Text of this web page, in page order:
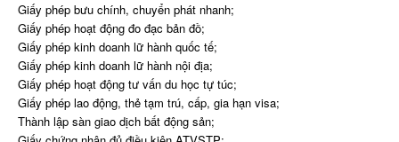
Giấy phép bưu chính, chuyển phát nhanh;
Giấy phép hoạt động đo đạc bản đồ;
Giấy phép kinh doanh lữ hành quốc tế;
Giấy phép kinh doanh lữ hành nội địa;
Giấy phép hoạt động tư vấn du học tự túc;
Giấy phép lao động, thẻ tạm trú, cấp, gia hạn visa;
Thành lập sàn giao dịch bất động sản;